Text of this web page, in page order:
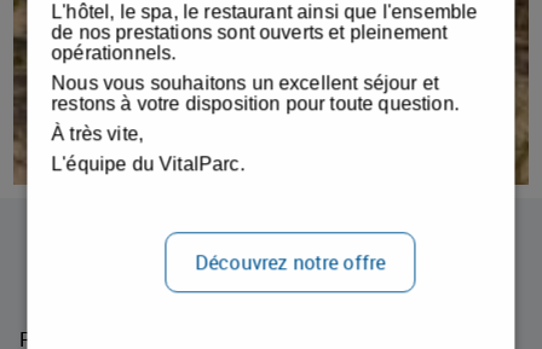
1 2 3 4 5
Nos actualités
Retrouvez toute l'actualité de Vitalparc The Originals
L'hôtel, le spa, le restaurant ainsi que l'ensemble
de nos prestations sont ouverts et pleinement
opérationnels.
Nous vous souhaitons un excellent séjour et
restons à votre disposition pour toute question.
À très vite,
L'équipe du VitalParc.
Découvrez notre offre